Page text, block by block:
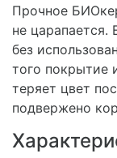
Прочное
не царапается.
без
того покрытие
теряет цвет
подвержено